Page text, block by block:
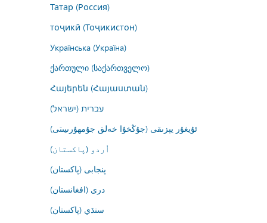
Татар (Россия)
тоҷикӣ (Тоҷикистон)
Українська (Україна)
ქართული (საქართველო)
Հայերեն (Հայաստան)
עברית (ישראל)
ئۇيغۇر يېزىقى (جۇڭخۇا خەلق جۇمھۇرىيىتى)
اُردو (پاکستان)
پنجابی (پاکستان)
درى (افغانستان)
سنڌي (پاکستان)